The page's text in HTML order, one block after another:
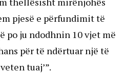
pjesë e përfundimit të
po ju ndodhnin 10 vjet më
për të ndërtuar një të
tuaj’”.